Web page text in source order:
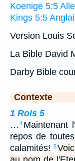
Koenige 5:5
Kings 5:5
Version Louis
La Bible David
Darby Bible
Contexte
1 Rois 5
… 4 Maintenant
repos de
calamités! 5